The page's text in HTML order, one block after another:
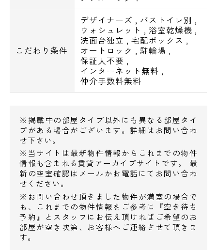
ローソン：代々木一丁目店まで156m
ローソン：代々木三丁目店まで264m
ローソン：代々木西参道店まで302m
miniピアゴ：miniピアゴ代々木1丁目店まで
マルマンストア：マルマンストア南新宿店ま
で360m
マルマンストア：マルマンストア参宮橋店ま
で588m
こだわり条件
デザイナーズ , バストイレ別 ,
ウォシュレット , 浴室乾燥機 ,
洗面台独立 ,宅配ボックス ,
オートロック , 駐輪場 ,
保証人不要 ,
インターネット無料 ,
仲介手数料無料
※掲載中の部屋タイプ以外にも異なる部屋タイ
プがある場合がございます。詳細はお問い合わ
せ下さい。
※当サイトは最新物件情報からこれまでの物件
情報も含まれる賃貸アーカイブサイトです。 最
新の空室確認はメールかお電話にてお問い合わ
せください。
※お問い合わせ頂きました物件が満室の場合で
も、これまでの物件情報をご参考に『空き待ち
予約』とスタッフにお伝え頂ければご希望のお
部屋が空き次第、お客様へご連絡させて頂きま
す。
電話でお問い合わせ